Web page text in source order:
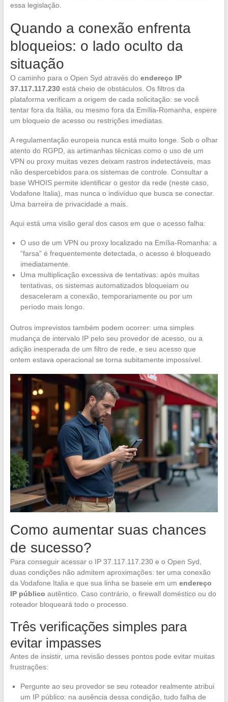
essa legislação.
Quando a conexão enfrenta
bloqueios: o lado oculto da
situação
O caminho para o Open Syd através do endereço IP
37.117.117.230está cheio de obstáculos. Os filtros da
plataforma verificam a origem de cada solicitação: se você
tentar fora da Itália, ou mesmo fora da Emília-Romanha, espere
um bloqueio de acesso ou restrições imediatas.
A regulamentação europeia nunca está muito longe. Sob o olhar
atento do RGPD, as artimanhas técnicas como o uso de um
VPN ou proxy muitas vezes deixam rastros indetectáveis, mas
não despercebidos para os sistemas de controle. Consultar a
base WHOIS permite identificar o gestor da rede (neste caso,
Vodafone Italia), mas nunca o indivíduo que busca se conectar.
Uma barreira de privacidade a mais.
Aqui está uma visão geral dos casos em que o acesso falha:
O uso de um VPN ou proxy localizado na Emília-Romanha: a
“farsa” é frequentemente detectada, o acesso é bloqueado
imediatamente.
Uma multiplicação excessiva de tentativas: após muitas
tentativas, os sistemas automatizados bloqueiam ou
desaceleram a conexão, temporariamente ou por um
período mais longo.
Outros imprevistos também podem ocorrer: uma simples
mudança de intervalo IP pelo seu provedor de acesso, ou a
adição inesperada de um filtro de rede, e seu acesso que
ontem estava operacional se torna subitamente impossível.
Como aumentar suas chances
de sucesso?
Para conseguir acessar o IP 37.117.117.230 e o Open Syd,
duas condições não admitem aproximações: ter uma conexão
da Vodafone Italia e que sua linha se baseie em um endereço
IP público autêntico. Caso contrário, o firewall doméstico ou do
roteador bloqueará todo o processo.
Três verificações simples para
evitar impasses
Antes de insistir, uma revisão desses pontos pode evitar muitas
frustrações:
Pergunte ao seu provedor se seu roteador realmente atribui
um IP público: na ausência dessa condição, tudo falha de